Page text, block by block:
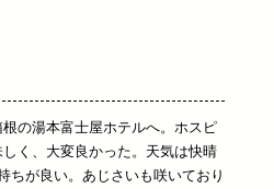
の湯本富士屋ホテルへ。ホスピ
く、大変良かった。天気は快晴
ちが良い。あじさいも咲いており